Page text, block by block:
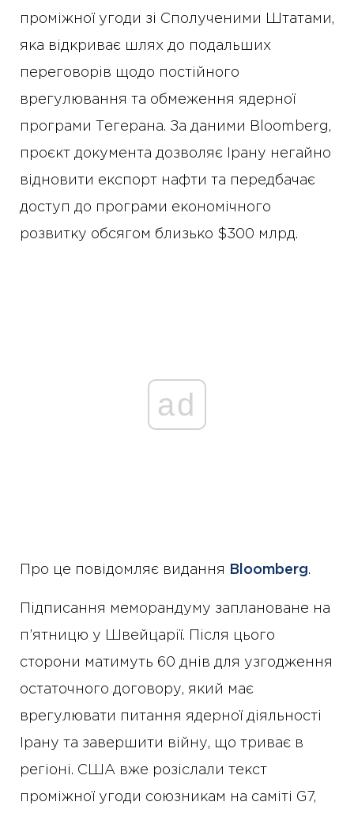
проміжної угоди зі Сполученими Штатами,
яка відкриває шлях до подальших
переговорів щодо постійного
врегулювання та обмеження ядерної
програми Тегерана. За даними Bloomberg,
проєкт документа дозволяє Ірану негайно
відновити експорт нафти та передбачає
доступ до програми економічного
розвитку обсягом близько $300 млрд.
ad
Про це повідомляє видання Bloomberg.
Підписання меморандуму заплановане на
п’ятницю у Швейцарії. Після цього
сторони матимуть 60 днів для узгодження
остаточного договору, який має
врегулювати питання ядерної діяльності
Ірану та завершити війну, що триває в
регіоні. США вже розіслали текст
проміжної угоди союзникам на саміті G7,